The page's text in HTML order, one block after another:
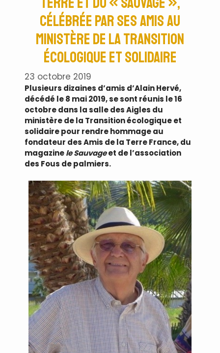
célébrée par ses amis au
ministère de la Transition
écologique et solidaire
23 octobre 2019
Plusieurs dizaines d’amis d’Alain Hervé,
décédé le 8 mai 2019, se sont réunis le 16
octobre dans la salle des Aigles du
ministère de la Transition écologique et
solidaire pour rendre hommage au
fondateur des Amis de la Terre France, du
magazinele Sauvageet de l’association
des Fous de palmiers.